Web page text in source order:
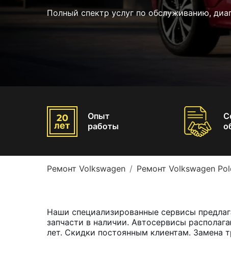
Полный спектр услуг по обслуживанию,
Опыт
работы
Ремонт Volkswagen Ремонт Volkswagen
Наши специализированные сервисы
запчасти в наличии. Автосервисы
лет. Скидки постоянным клиентам. Замена